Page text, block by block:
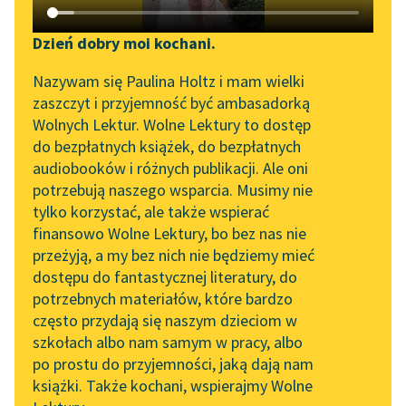
Katalog DAISY
Podkasty o książkach
Zgłoś brak utworu
Aktualności
„Prokurator Alicja Horn”
do słuchania
Byliśmy częścią AI Impact
Lab
Zapraszamy na spotkanie
online z tłumaczkami
literatury skandynawskiej
Spotkanie z Katarzyną
Tunkiel w Oslo
102. lata temu zmarł
Joseph Conrad
Narzędzia
Mapa Wolnych Lektur
Leśmianator
Przewodnik dla piszących i
czytających
API
OAI-PMH
Widget Wolnych Lektur
Przypisy
Dzień dobry moi kochani.
Nazywam się Paulina Holtz i mam wielki
zaszczyt i przyjemność być ambasadorką
Wolnych Lektur. Wolne Lektury to dostęp
do bezpłatnych książek, do bezpłatnych
audiobooków i różnych publikacji. Ale oni
potrzebują naszego wsparcia. Musimy nie
tylko korzystać, ale także wspierać
finansowo Wolne Lektury, bo bez nas nie
przeżyją, a my bez nich nie będziemy mieć
dostępu do fantastycznej literatury, do
potrzebnych materiałów, które bardzo
często przydają się naszym dzieciom w
szkołach albo nam samym w pracy, albo
po prostu do przyjemności, jaką dają nam
książki. Także kochani, wspierajmy Wolne
Józef Czechowicz
oczy mkną na kolumnę
ogłoszeń bo ona z
chlebem
od wewnątrz czuje
mózg wojenną
czerwoną...
Czytaj więcej
Motyw: Chleb